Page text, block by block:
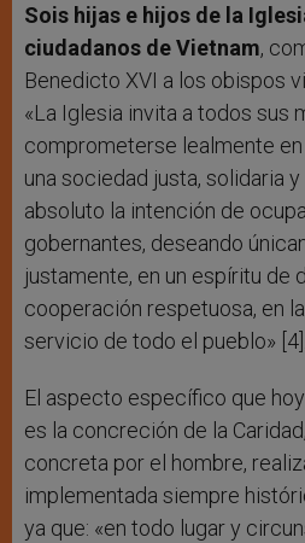
Sois hijas e hijos de la
ciudadanos de Vietnam,
Benedicto XVI a los obispos
«La Iglesia invita a todos sus
comprometerse lealmente
una sociedad justa, solidaria
absoluto la intención de
gobernantes, deseando
justamente, en un espíritu de
cooperación respetuosa, en
servicio de todo el pueblo» [4].
El aspecto específico que
es la concreción de la
concreta por el hombre,
implementada siempre
ya que: «en todo lugar y